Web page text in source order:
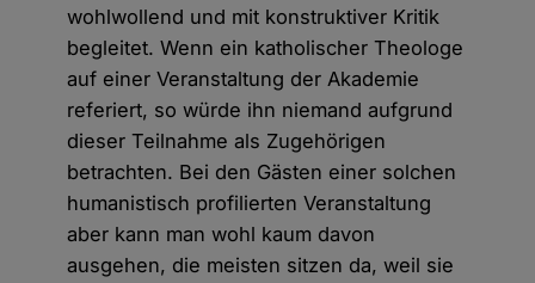
wohlwollend und mit konstruktiver Kritik
begleitet. Wenn ein katholischer Theologe
auf einer Veranstaltung der Akademie
referiert, so würde ihn niemand aufgrund
dieser Teilnahme als Zugehörigen
betrachten. Bei den Gästen einer solchen
humanistisch profilierten Veranstaltung
aber kann man wohl kaum davon
ausgehen, die meisten sitzen da, weil sie